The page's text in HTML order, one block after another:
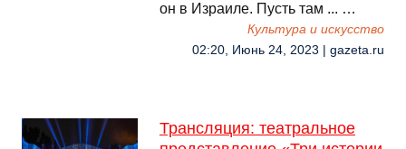
он в Израиле. Пусть там ... …
Культура и искусство
02:20, Июнь 24, 2023 | gazeta.ru
Трансляция: театральное